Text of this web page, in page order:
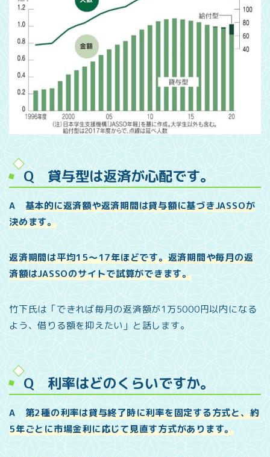
Q 貸与型は返済が心配です。
A
基本的に返済額や返済期間は貸与額に基づきJASSOが
決めます。
返済期間は平均15～17年ほどです。返済期間や毎月の返
済額はJASSOのサイトで試算ができます。
竹下氏は「できれば毎月の返済額が1万5000円以内になる
よう、借りる額を抑えたい」と話します。
Q 利率はどのくらいですか。
A
第2種の利率は貸与終了時に利率を固定する方式と、約
5年ごとに市場金利に応じて見直す方式があります。